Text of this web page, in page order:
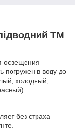
ТМ
освещения
погружен в воду до
холодный,
без страха